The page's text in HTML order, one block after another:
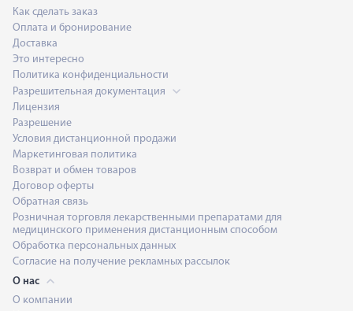
Как сделать заказ
Оплата и бронирование
Доставка
Это интересно
Политика конфиденциальности
Разрешительная документация
Лицензия
Разрешение
Условия дистанционной продажи
Маркетинговая политика
Возврат и обмен товаров
Договор оферты
Обратная связь
Розничная торговля лекарственными препаратами для
медицинского применения дистанционным способом
Обработка персональных данных
Согласие на получение рекламных рассылок
О нас
О компании